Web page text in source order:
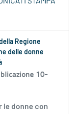
Regione
delle donne
10-
le donne con